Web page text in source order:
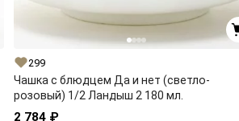
299
Чашка с блюдцем Да и нет (светло-
розовый) 1/2 Ландыш 2 180 мл.
2 784 ₽